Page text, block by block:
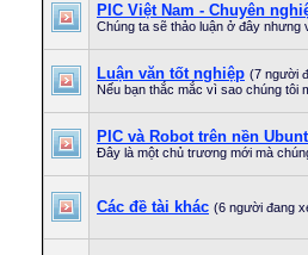
PIC Việt Nam - Chuyên
Chúng ta sẽ thảo luận ở đây
Luận văn tốt nghiệp (7 người
Nếu bạn thắc mắc vì sao chúng tôi
PIC và Robot trên nền
Đây là một chủ trương mới mà
Các đề tài khác (6 người đang